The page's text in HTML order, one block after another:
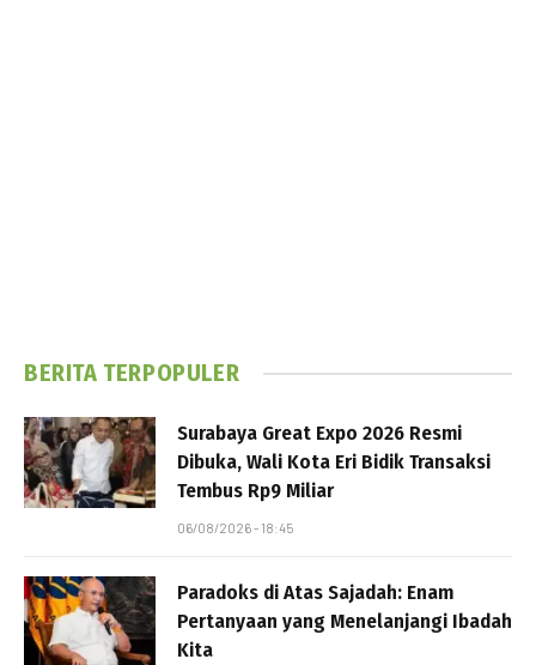
BERITA TERPOPULER
Surabaya Great Expo 2026 Resmi
Dibuka, Wali Kota Eri Bidik Transaksi
Tembus Rp9 Miliar
06/08/2026 - 18:45
Paradoks di Atas Sajadah: Enam
Pertanyaan yang Menelanjangi Ibadah
Kita